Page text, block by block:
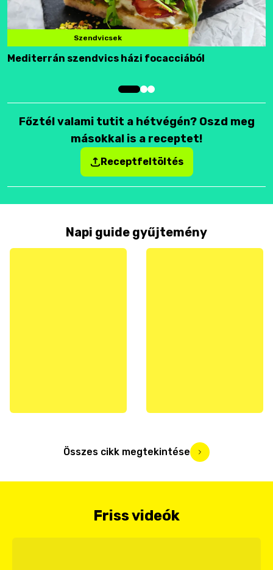
Szendvicsek
Mediterrán szendvics házi focacciából
Főztél valami tutit a hétvégén? Oszd meg
másokkal is a receptet!
Receptfeltöltés
Napi guide gyűjtemény
Összes cikk megtekintése
Friss videók